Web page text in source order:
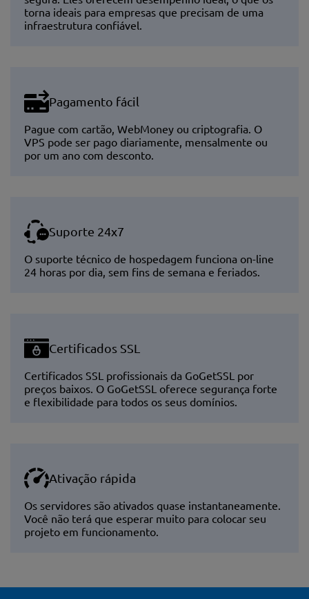
torna ideais para empresas que precisam de uma
infraestrutura confiável.
Pagamento fácil
Pague com cartão, WebMoney ou criptografia. O
VPS pode ser pago diariamente, mensalmente ou
por um ano com desconto.
Suporte 24x7
O suporte técnico de hospedagem funciona on-line
24 horas por dia, sem fins de semana e feriados.
Certificados SSL
Certificados SSL profissionais da GoGetSSL por
preços baixos. O GoGetSSL oferece segurança forte
e flexibilidade para todos os seus domínios.
Ativação rápida
Os servidores são ativados quase instantaneamente.
Você não terá que esperar muito para colocar seu
projeto em funcionamento.